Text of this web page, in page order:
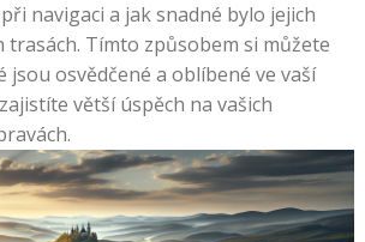
navigaci a jak snadné bylo jejich
trasách. Tímto způsobem si můžete
jsou osvědčené a oblíbené ve vaší
větší úspěch na vašich